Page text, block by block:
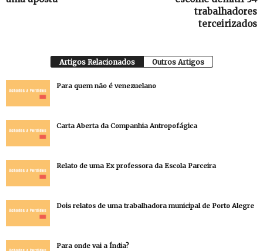
trabalhadores
terceirizados
Artigos Relacionados Outros Artigos
Para quem não é venezuelano
Carta Aberta da Companhia Antropofágica
Relato de uma Ex professora da Escola Parceira
Dois relatos de uma trabalhadora municipal de Porto Alegre
Para onde vai a Índia?